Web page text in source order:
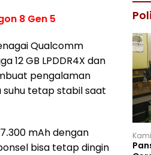
8 Gen 5
Qualcomm
12 GB LPDDR4X dan
pengalaman
tetap stabil saat
mAh dengan
bisa tetap dingin